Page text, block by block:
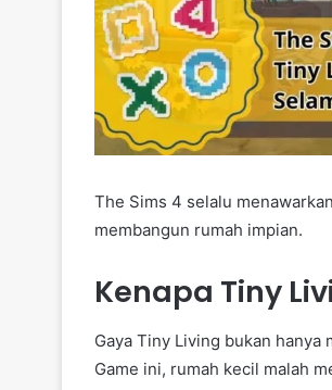
The Sims 4 selalu
membangun rumah impian.
Kenapa Tiny
Gaya Tiny Living bukan
Game ini, rumah kecil malah